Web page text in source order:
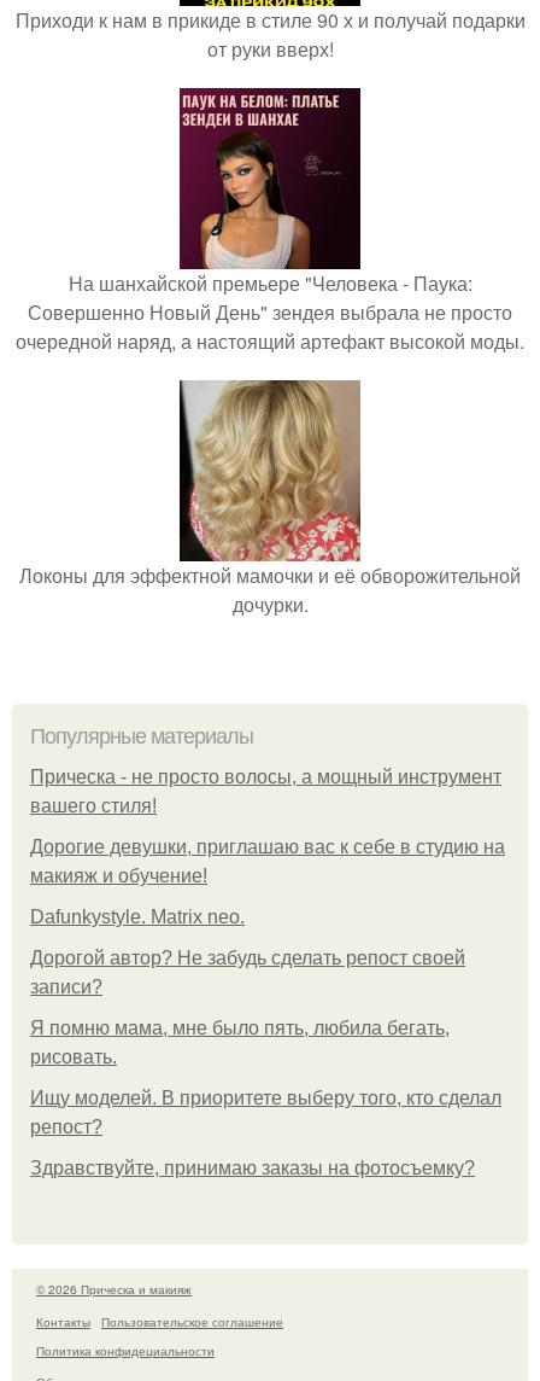
Приходи к нам в прикиде в стиле 90 х и получай подарки
от руки вверх!
На шанхайской премьере "Человека - Паука:
Совершенно Новый День" зендея выбрала не просто
очередной наряд, а настоящий артефакт высокой моды.
Локоны для эффектной мамочки и её обворожительной
дочурки.
Популярные материалы
Прическа - не просто волосы, а мощный инструмент
вашего стиля!
Дорогие девушки, приглашаю вас к себе в студию на
макияж и обучение!
Dafunkystyle. Matrix neo.
Дорогой автор? Не забудь сделать репост своей
записи?
Я помню мама, мне было пять, любила бегать,
рисовать.
Ищу моделей. В приоритете выберу того, кто сделал
репост?
Здравствуйте, принимаю заказы на фотосъемку?
© 2026 Прическа и макияж
Контакты
Пользовательское соглашение
Политика конфидециальности